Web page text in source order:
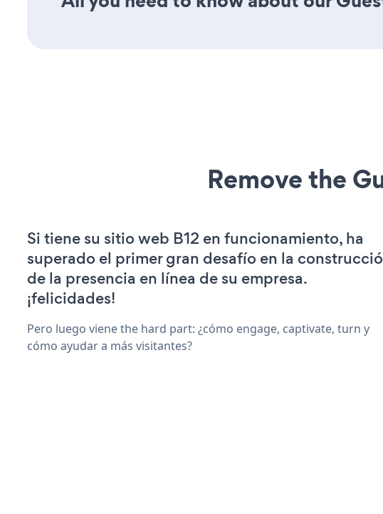
Remove the
Si tiene su sitio web B12 en funcionamiento, ha
superado el primer gran desafío en la
de la presencia en línea de su empresa.
¡felicidades!
Pero luego viene the hard part: ¿cómo engage, captivate, turn y
cómo ayudar a más visitantes?